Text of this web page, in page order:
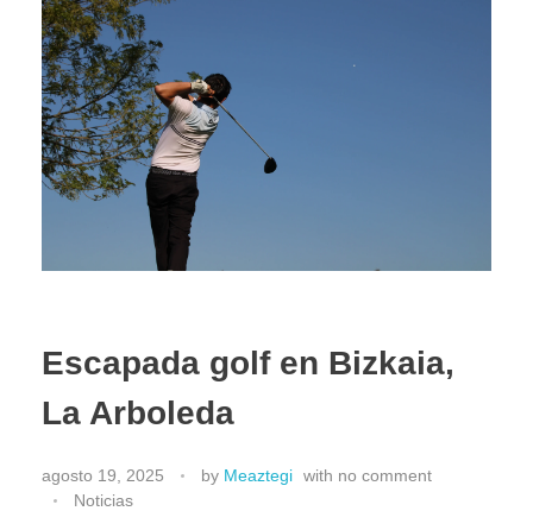
Escapada golf en Bizkaia,
La Arboleda
agosto 19, 2025 by Meaztegi with no comment
Noticias